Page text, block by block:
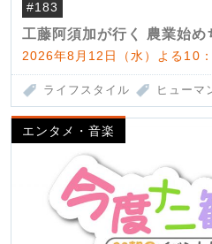
#183
工藤阿須加が行く 農業始め
2026年8月12日（水）よる10
ライフスタイル ヒューマ
エンタメ・音楽